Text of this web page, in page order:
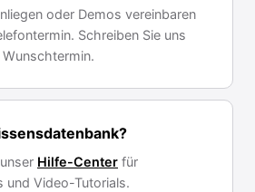
oder Demos vereinbaren
Schreiben Sie uns
Hilfe-Center für
und Video-Tutorials.